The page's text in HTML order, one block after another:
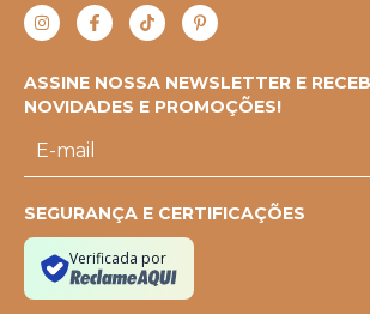
ASSINE NOSSA NEWSLETTER E
NOVIDADES E PROMOÇÕES!
SEGURANÇA E CERTIFICAÇÕES
Verificada por